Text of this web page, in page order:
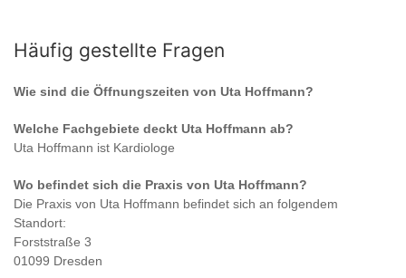
Häufig gestellte Fragen
Wie sind die Öffnungszeiten von Uta Hoffmann?
Welche Fachgebiete deckt Uta Hoffmann ab?
Uta Hoffmann ist Kardiologe
Wo befindet sich die Praxis von Uta Hoffmann?
Die Praxis von Uta Hoffmann befindet sich an folgendem
Standort:
Forststraße 3
01099 Dresden